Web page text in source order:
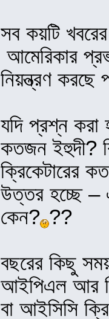
সব কয়টি
আমেরিকার
নিয়ন্ত্রণ করছে
যদি প্রশ্ন করা
কতজন ইহুদী?
ক্রিকেটারের
উত্তর হচ্ছে
কেন? ??
বছরের কিছু
আইপিএল আর
বা আইসিসি